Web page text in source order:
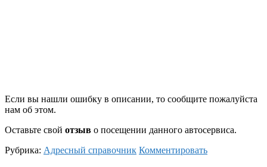
Если вы нашли ошибку в описании, то сообщите пожалуйста
нам об этом.
Оставьте свой отзыв о посещении данного автосервиса.
Рубрика: Адресный справочник Комментировать